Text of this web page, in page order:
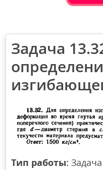
Задача
Тип работы: Задача